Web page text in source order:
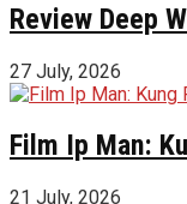
Review Deep
27 July, 2026
Film Ip Man:
21 July, 2026